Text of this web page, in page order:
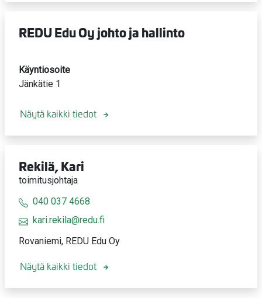
REDU Edu Oy johto ja hallinto
Käyntiosoite
Jänkätie 1
Näytä kaikki tiedot
Rekilä, Kari
toimitusjohtaja
040 037 4668
kari.rekila@redu.fi
Rovaniemi, REDU Edu Oy
Näytä kaikki tiedot